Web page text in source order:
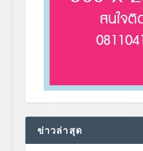
ข่าวล่าสุด